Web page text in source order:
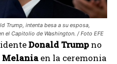
Trump, intenta besa a su esposa,
el Capitolio de Washington. / Foto EFE
Donald Trump no
Melaniaen la ceremonia